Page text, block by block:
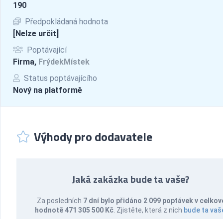
190
Předpokládaná hodnota
[Nelze určit]
Poptávající
Firma, FrýdekMístek
Status poptávajícího
Nový na platformě
Výhody pro dodavatele
Jaká zakázka bude ta vaše?
Za posledních 7 dní bylo přidáno 2 099 poptávek v
hodnotě 471 305 500 Kč . Zjistěte, která z nich bude ta